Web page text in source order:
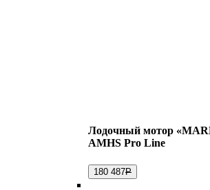
Лодочный мотор
AMHS Pro Line
180 487Р